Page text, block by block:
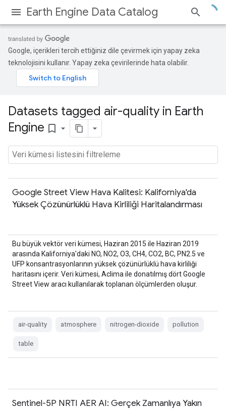
Earth Engine Data Catalog
Google, içerikleri tercih ettiğiniz dile çevirmek için yapay zeka
teknolojisini kullanır. Yapay zeka çevirilerinde hata olabilir.
Datasets tagged air-quality in Earth
Engine bookmark_border
Google Street View Hava Kalitesi: Kaliforniya'da
Yüksek Çözünürlüklü Hava Kirliliği Haritalandırması
Bu büyük vektör veri kümesi, Haziran 2015 ile Haziran 2019
arasında Kaliforniya'daki NO, NO2, O3, CH4, CO2, BC, PN2.5 ve
UFP konsantrasyonlarının yüksek çözünürlüklü hava kirliliği
haritasını içerir. Veri kümesi, Aclima ile donatılmış dört Google
Street View aracı kullanılarak toplanan ölçümlerden oluşur.
air-quality atmosphere nitrogen-dioxide pollution
table
Sentinel-5P NRTI AER AI: Gerçek Zamanlıya Yakın